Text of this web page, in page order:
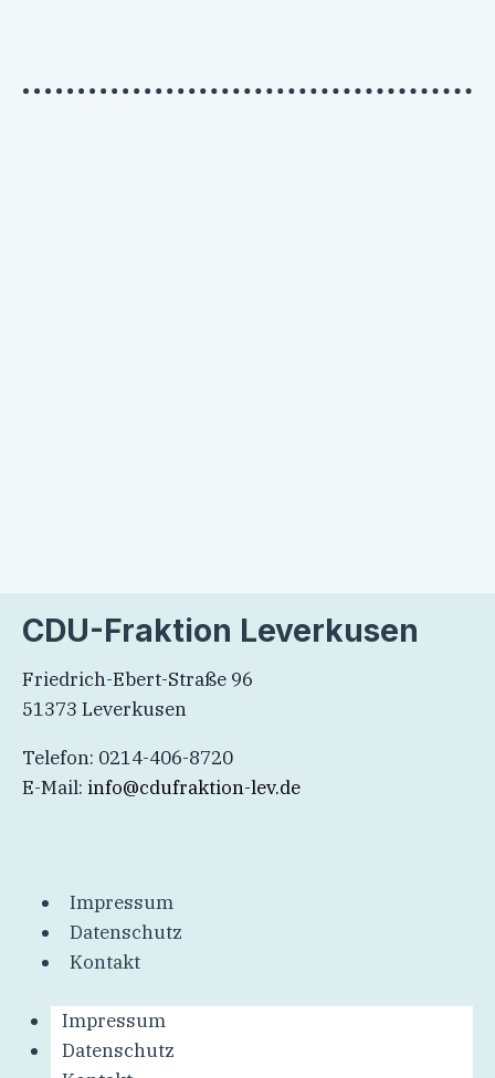
CDU-Fraktion Leverkusen
Friedrich-Ebert-Straße 96
51373 Leverkusen
Telefon: 0214-406-8720
E-Mail: info@cdufraktion-lev.de
Impressum
Datenschutz
Kontakt
Impressum
Datenschutz